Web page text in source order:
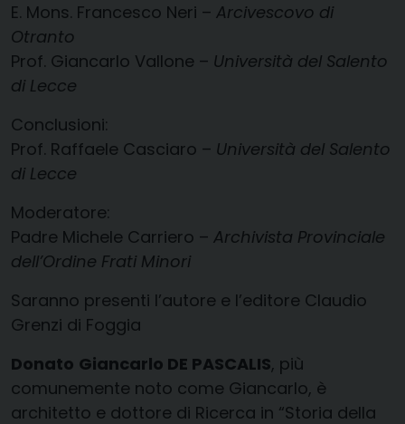
E. Mons. Francesco Neri – Arcivescovo di
Otranto
Prof. Giancarlo Vallone – Università del Salento
di Lecce
Conclusioni:
Prof. Raffaele Casciaro – Università del Salento
di Lecce
Moderatore:
Padre Michele Carriero – Archivista Provinciale
dell’Ordine Frati Minori
Saranno presenti l’autore e l’editore Claudio
Grenzi di Foggia
Donato Giancarlo DE PASCALIS, più
comunemente noto come Giancarlo, è
architetto e dottore di Ricerca in “Storia della